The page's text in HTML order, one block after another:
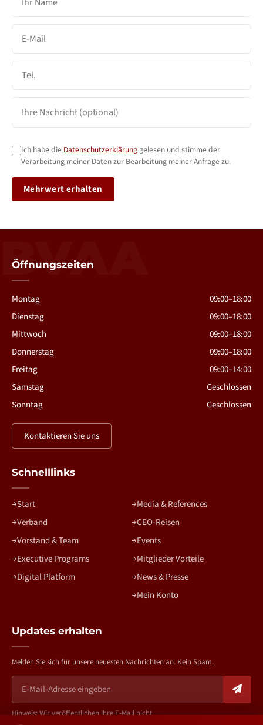
Ich habe die Datenschutzerklärung gelesen und stimme der
Verarbeitung meiner Daten zur Bearbeitung meiner Anfrage zu.
Mehrwert erhalten
BVAA
Öffnungszeiten
Montag
09:00–18:00
Dienstag
09:00–18:00
Mittwoch
09:00–18:00
Donnerstag
09:00–18:00
Freitag
09:00–14:00
Samstag
Geschlossen
Sonntag
Geschlossen
Kontaktieren Sie uns
Schnelllinks
Start
Verband
Vorstand & Team
Executive Programs
Digital Platform
Media & References
CEO-Reisen
Events
Mitglieder Vorteile
News & Presse
Mein Konto
Updates erhalten
Melden Sie sich für unsere neuesten Nachrichten an. Kein Spam.
Hinweis: Wir veröffentlichen Ihre E-Mail nicht